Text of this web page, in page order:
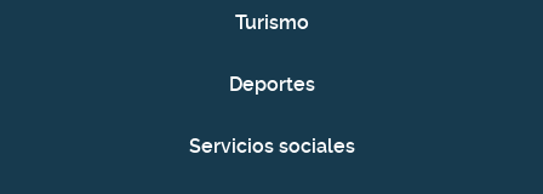
Turismo
Deportes
Servicios sociales